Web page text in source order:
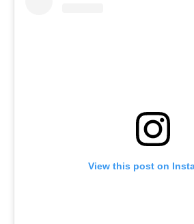
View this post on